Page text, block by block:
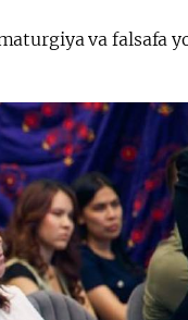
va falsafa